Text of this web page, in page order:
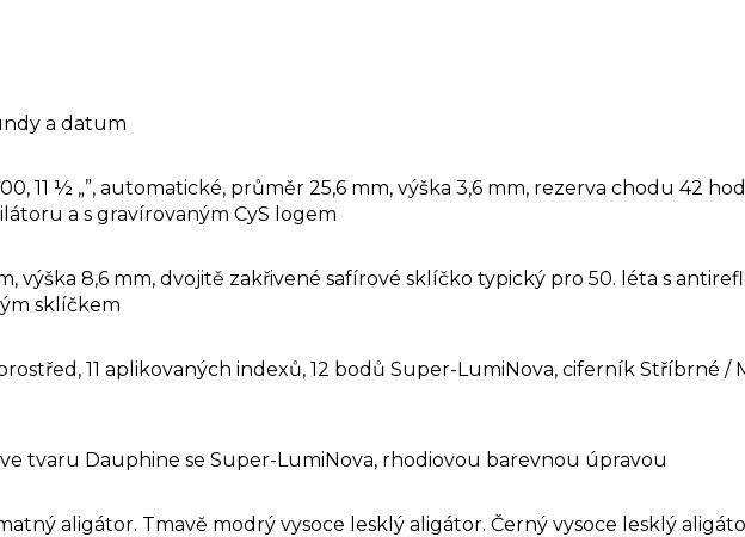
a datum
11 ½ „”, automatické, průměr 25,6 mm, výška 3,6 mm, rezerva chodu 42
a s gravírovaným CyS logem
výška 8,6 mm, dvojitě zakřivené safírové sklíčko typický pro 50. léta s
sklíčkem
11 aplikovaných indexů, 12 bodů Super-LumiNova, ciferník Stříbrné /
tvaru Dauphine se Super-LumiNova, rhodiovou barevnou úpravou
aligátor. Tmavě modrý vysoce lesklý aligátor. Černý vysoce lesklý